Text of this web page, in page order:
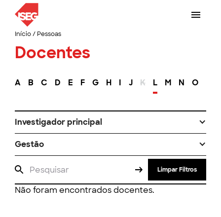
Início/ Pessoas
Docentes
A B C D E F G H I J K L M N O
Investigador principal
Gestão
Limpar Filtros
Não foram encontrados docentes.